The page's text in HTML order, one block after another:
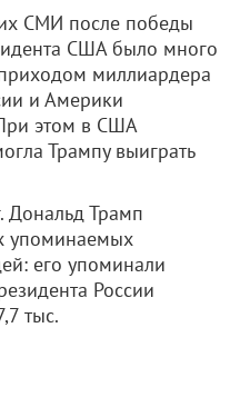
СМИ после победы
США было много
миллиардера
и Америки
этом в США
Трампу выиграть
Дональд Трамп
упоминаемых
его упоминали
России
тыс.